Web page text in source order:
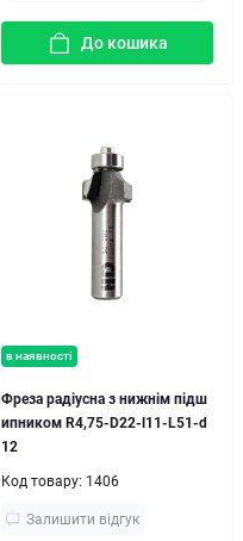
До кошика
в наявності
Фреза радіусна з нижнім підш
ипником R4,75-D22-l11-L51-d
12
Код товару: 1406
Залишити відгук